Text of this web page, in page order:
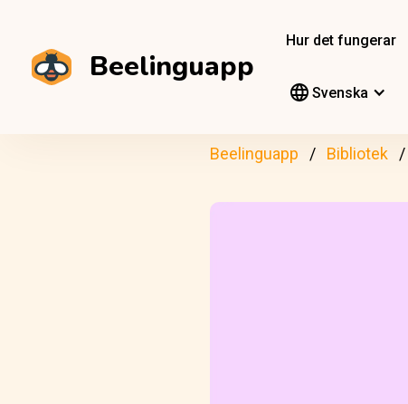
Beelinguapp
Hur det fungerar
Svenska
Beelinguapp Bibliotek